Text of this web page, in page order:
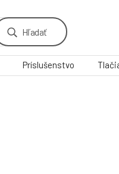
Hľadať
Príslušenstvo